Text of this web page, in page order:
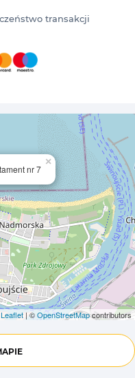
transakcji
nr 7
×
Leaflet| ©OpenStreetMapcontributors